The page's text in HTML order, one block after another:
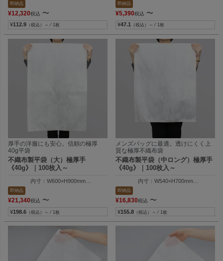
即納品
¥12,320税込 〜
¥112.9 （税込）～ ⁄ 1枚
即納品
¥5,390税込 〜
¥47.1 （税込）～ ⁄ 1枚
厚手の洋服にも安心。信頼の極厚
40g平袋
不織布製平袋（大）極厚手
《40g》｜100枚入～
内寸：W600×H900mm
即納品
¥21,340税込 〜
¥198.6 （税込）～ ⁄ 1枚
メンズバッグに最適。透けにくく上
質な極厚不織布袋
不織布製平袋（中ロング）極厚手
《40g》｜100枚入～
内寸：W540×H700mm
即納品
¥16,830税込 〜
¥155.8 （税込）～ ⁄ 1枚